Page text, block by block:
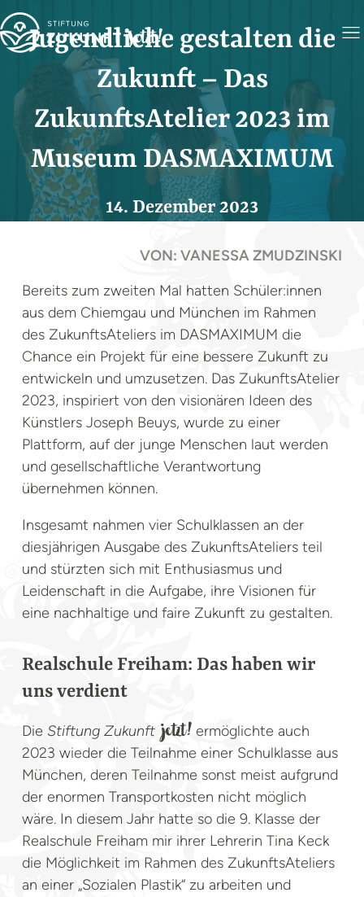
Jugendliche gestalten die
Zukunft – Das
ZukunftsAtelier 2023 im
Museum DASMAXIMUM
14. Dezember 2023
VON: VANESSA ZMUDZINSKI
Bereits zum zweiten Mal hatten Schüler:innen
aus dem Chiemgau und München im Rahmen
des ZukunftsAteliers im DASMAXIMUM die
Chance ein Projekt für eine bessere Zukunft zu
entwickeln und umzusetzen. Das ZukunftsAtelier
2023, inspiriert von den visionären Ideen des
Künstlers Joseph Beuys, wurde zu einer
Plattform, auf der junge Menschen laut werden
und gesellschaftliche Verantwortung
übernehmen können.
Insgesamt nahmen vier Schulklassen an der
diesjährigen Ausgabe des ZukunftsAteliers teil
und stürzten sich mit Enthusiasmus und
Leidenschaft in die Aufgabe, ihre Visionen für
eine nachhaltige und faire Zukunft zu gestalten.
Realschule Freiham: Das haben wir
uns verdient
Die Stiftung Zukunft jetzt! ermöglichte auch
2023 wieder die Teilnahme einer Schulklasse aus
München, deren Teilnahme sonst meist aufgrund
der enormen Transportkosten nicht möglich
wäre. In diesem Jahr hatte so die 9. Klasse der
Realschule Freiham mir ihrer Lehrerin Tina Keck
die Möglichkeit im Rahmen des ZukunftsAteliers
an einer „Sozialen Plastik“ zu arbeiten und